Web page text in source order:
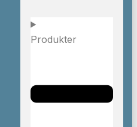
Produkter